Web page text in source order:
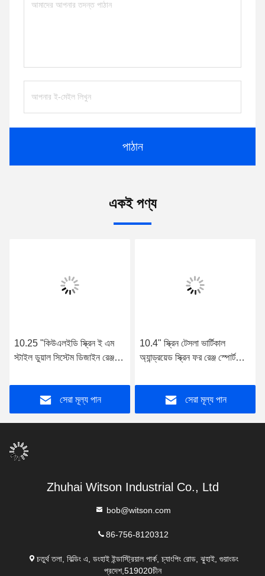
পাঠান
একই পণ্য
10.25 "কিউএলইডি স্ক্রিন ই এম
স্টাইল ডুয়াল সিস্টেম ডিজাইন রেঞ্জ
স্টেরিওর জন্য
সেরা মূল্য পান
10.4" স্ক্রিন টেসলা ভার্টিকাল
অ্যান্ড্রয়েড স্ক্রিন ফর রেঞ্জ স্পোর্ট
স্টেরিও
সেরা মূল্য পান
Zhuhai Witson Industrial Co., Ltd
bob@witson.com
86-756-8120312
চতুর্থ তলা, বিল্ডিং এ, ডংহাই ইন্ডাস্ট্রিয়াল পার্ক, চ্যাংপিং রোড, ঝুহাই, গুয়াংডং
প্রদেশ,519020চীন